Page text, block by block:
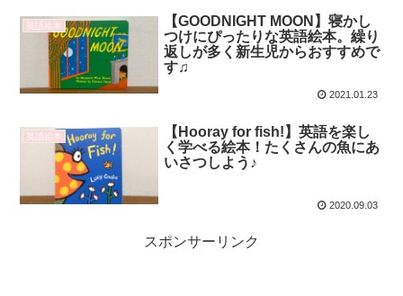
英語絵本
【GOODNIGHT MOON】寝かし
つけにぴったりな英語絵本。繰り
返しが多く新生児からおすすめで
す♫
2021.01.23
英語絵本
【Hooray for fish!】英語を楽し
く学べる絵本！たくさんの魚にあ
いさつしよう♪
2020.09.03
スポンサーリンク